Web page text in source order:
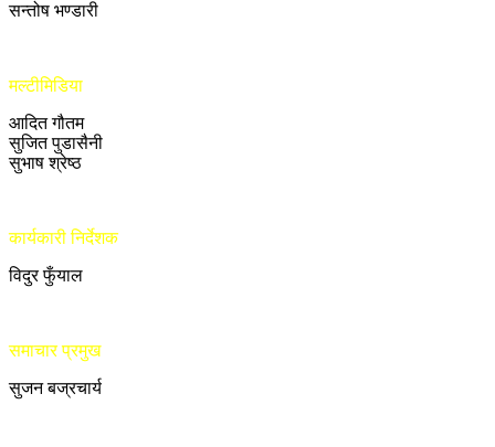
सन्तोष भण्डारी
मल्टीमिडिया
आदित गौतम
सुजित पुडासैनी
सुभाष श्रेष्ठ
कार्यकारी निर्देशक
विदुर फुँयाल
समाचार प्रमुख
सुजन बज्रचार्य